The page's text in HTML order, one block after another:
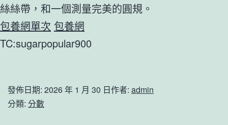
絲絲帶，和一個測量完美的圓規。
包養網單次 包養網
TC:sugarpopular900
發佈日期: 2026 年 1 月 30 日作者: admin
分類: 分數